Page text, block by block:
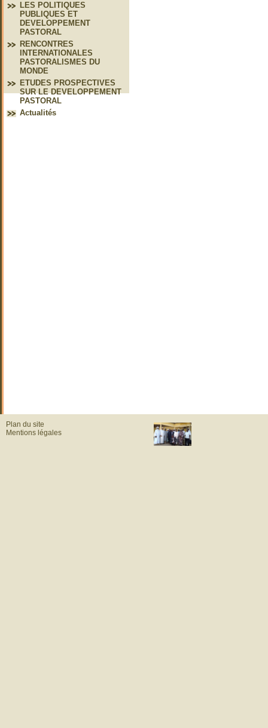
LES POLITIQUES
PUBLIQUES ET
DEVELOPPEMENT
PASTORAL
RENCONTRES
INTERNATIONALES
PASTORALISMES DU
MONDE
ETUDES PROSPECTIVES
SUR LE DEVELOPPEMENT
PASTORAL
Actualités
Plan du site
Mentions légales